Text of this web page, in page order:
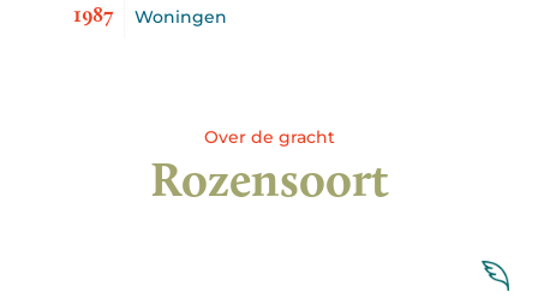
1987 Woningen
Over de gracht
Rozensoort